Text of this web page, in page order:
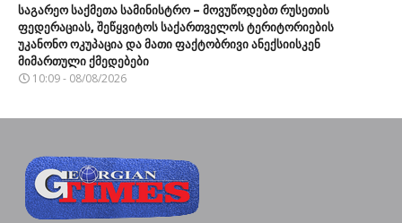
საგარეო საქმეთა სამინისტრო – მოვუწოდებთ რუსეთის
ფედერაციას, შეწყვიტოს საქართველოს ტერიტორიების
უკანონო ოკუპაცია და მათი ფაქტობრივი ანექსიისკენ
მიმართული ქმედებები
10:09 - 08/08/2026